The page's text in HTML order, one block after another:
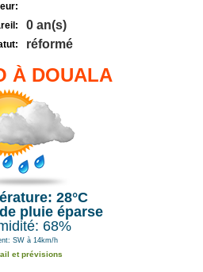
0 an(s)
réformé
À DOUALA
28°C
pluie éparse
68%
SW à 14km/h
et prévisions